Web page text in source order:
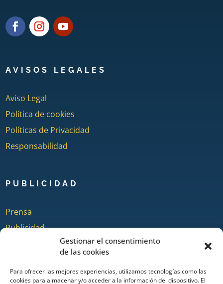
Gestionar el consentimiento
de las cookies
Para ofrecer las mejores experiencias, utilizamos tecnologías como las
cookies para almacenar y/o acceder a la información del dispositivo. El
AVISOS LEGALES
Aviso Legal
Política de cookies
Políticas de Privacidad
Responsabilidad
PUBLICIDAD
Prensa
Publicidad
Quienes somos
COLABORA